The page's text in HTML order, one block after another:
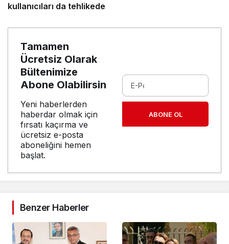
kullanıcıları da tehlikede
Tamamen
Ücretsiz Olarak
Bültenimize
Abone Olabilirsin
Yeni haberlerden
haberdar olmak için
fırsatı kaçırma ve
ücretsiz e-posta
aboneliğini hemen
başlat.
ABONE OL
Benzer Haberler